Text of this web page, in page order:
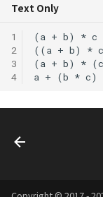
Text Only
1
2
3
4